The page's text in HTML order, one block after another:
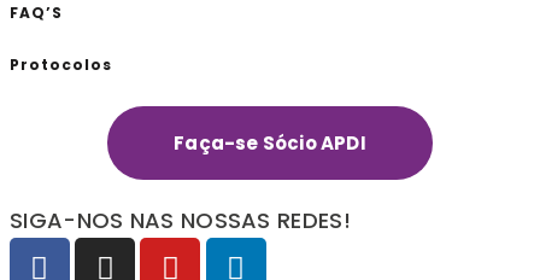
FAQ’S
Protocolos
Faça-se Sócio APDI
SIGA-NOS NAS NOSSAS REDES!